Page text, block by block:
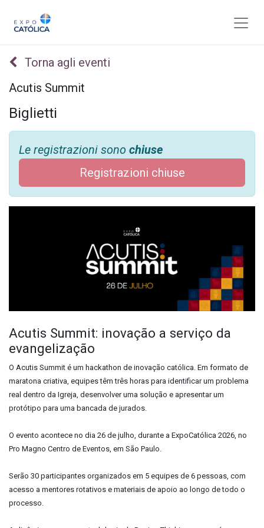
Torna agli eventi
Acutis Summit
Biglietti
Le registrazioni sono chiuse
Registrazioni chiuse
Acutis Summit: inovação a serviço da
evangelização
O Acutis Summit é um hackathon de inovação católica. Em formato de
maratona criativa, equipes têm três horas para identificar um problema
real dentro da Igreja, desenvolver uma solução e apresentar um
protótipo para uma bancada de jurados.
O evento acontece no dia 26 de julho, durante a ExpoCatólica 2026, no
Pro Magno Centro de Eventos, em São Paulo.
Serão 30 participantes organizados em 5 equipes de 6 pessoas, com
acesso a mentores rotativos e materiais de apoio ao longo de todo o
processo.